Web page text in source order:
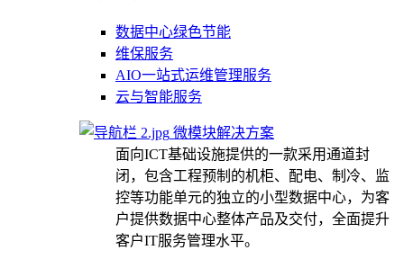
数据中心绿色节能
维保服务
AIO一站式运维管理服务
云与智能服务
微模块解决方案
面向ICT基础设施提供的一款采用通道封
闭，包含工程预制的机柜、配电、制冷、监
控等功能单元的独立的小型数据中心，为客
户提供数据中心整体产品及交付，全面提升
客户IT服务管理水平。